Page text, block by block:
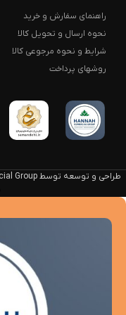
راهنمای سفارش و خرید
نحوه ارسال و تحویل کالا
شرایط و نحوه مرجوعی کالا
روشهای پرداخت